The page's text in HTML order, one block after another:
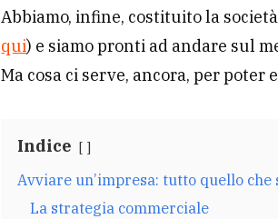
Abbiamo, infine, costituito la
qui) e siamo pronti ad andare sul
Ma cosa ci serve, ancora, per
Indice
Avviare un’impresa: tutto quello
La strategia commerciale